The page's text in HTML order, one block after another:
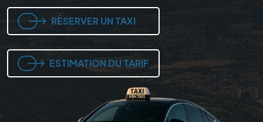
RÉSERVER UN TAXI
ESTIMATION DU TARIF
RÉSERVER UN TAXI
ESTIMATION DU TARIF
RÉSERVER UN TAXI
ESTIMATION DU TARIF